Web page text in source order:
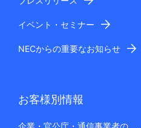
イベント・セミナー
NECからの重要なお知らせ
お客様別情報
企業・官公庁・通信事業者の